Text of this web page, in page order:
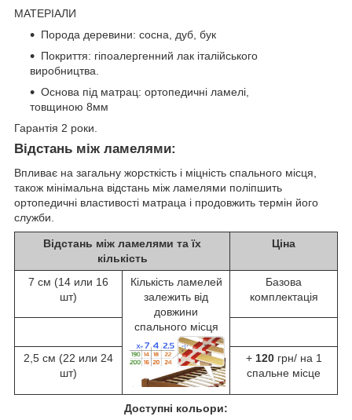
МАТЕРІАЛИ
Порода деревини: сосна, дуб, бук
Покриття: гіпоалергенний лак італійського
виробництва.
Основа під матрац: ортопедичні ламелі,
товщиною 8мм
Гарантія 2 роки.
Відстань між ламелями:
Впливає на загальну жорсткість і міцність спального місця,
також мінімальна відстань між ламелями поліпшить
ортопедичні властивості матраца і продовжить термін його
служби.
Відстань між ламелями та їх
кількість
Ціна
7 см (14 или 16
шт)
Кількість ламелей
залежить від
довжини
спального місця
Базова
комплектація
2,5 см (22 или 24
шт)
+ 120 грн/ на 1
спальне місце
Доступні кольори: